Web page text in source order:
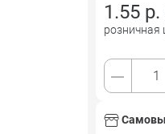
1.55 р.
розничная